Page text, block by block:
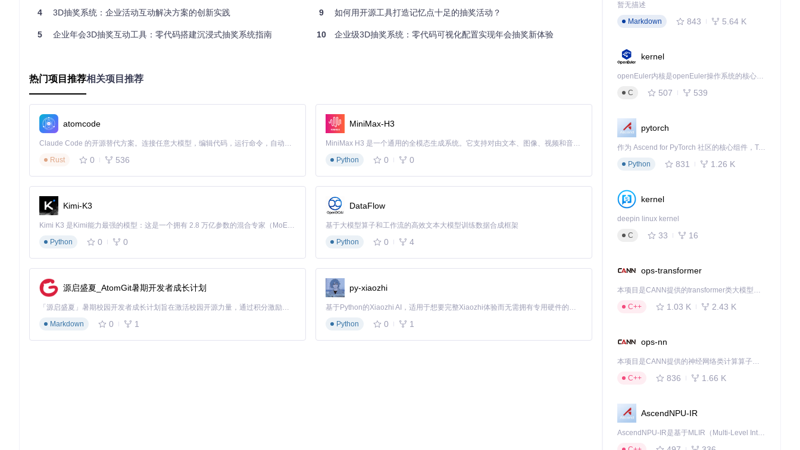
数据安全，还大大提高了系统的可靠性和灵活性。
每个企业的抽奖活动都有其独特性，log-lottery提供了丰富的配置选项，让您可以根据实际需求定制抽奖规则。在奖项配置中心，您可以设置多级奖项体
系，自定义每个奖项的名称、获奖人数和展示图片。系统支持全员工参与或指定人群参与，满足企业不同活动场景的抽奖规则需求。
保抽奖过程的公平公正。
常见场景配置模板
为了帮助用户快速上手，log-lottery提供了多种常见场景的配置模板，您可以根据实际需求选择并调整：
年会抽奖模板
奖项设置：特等奖1名、一等奖3名、二等奖10名、三等奖30名
参与人群：全体员工
奖项设置：新品体验奖5名、优惠券20名
参与人群：现场观众
视觉风格：科技蓝主题，突出产品形象
抽奖流程：一次性抽取所有奖项，分批次公布
客户答谢会模板
奖项设置：VIP专属奖、幸运奖、参与奖
4 3D抽奖系统：企业活动互动解决方案的创新实践
5 企业年会3D抽奖互动工具：零代码搭建沉浸式抽奖系统指南
9 如何用开源工具打造记忆点十足的抽奖活动？
10 企业级3D抽奖系统：零代码可视化配置实现年会抽奖新体验
热门项目推荐相关项目推荐
atomcode
Claude Code 的开源替代方案。连接任意大模型，编辑代码，运行命令，自动验证 — 全自动执行。用 Rust 构建，极致性能。 ｜ An open-source alternative to Claude Code. Connect any LLM, edit code, run commands, and verify changes — autonomously. Built in Rust for speed. Get Started
Rust
0 536
MiniMax-H3
MiniMax H3 是一个通用的全模态生成系统。它支持对由文本、图像、视频和音频组成的多模态上下文进行统一理解，并能生成分辨率高达 2K、时长可达 15 秒的带原生立体声音频的视频。得益于面向任务泛化的系统设计，H3 在预训练阶段就已具备广泛的多模态上下文理解与生成能力，能够出色地执行复杂的多模态指令。
Python
0 0
Kimi-K3
Kimi K3 是Kimi能力最强的模型：这是一个拥有 2.8 万亿参数的混合专家（MoE）模型，具备原生视觉理解能力，并支持 100 万 token 的上下文窗口。
Python
0 0
DataFlow
基于大模型算子和工作流的高效文本大模型训练数据合成框架
Python
0 4
源启盛夏_AtomGit暑期开发者成长计划
「源启盛夏」暑期校园开发者成长计划旨在激活校园开源力量，通过积分激励、认证扶持、资源倾斜等形式，引导高校组织和开发者完成「入驻 — 建项目 — 做贡献 — 获认证 — 得资源」的完整闭环。无论你是想带领社团入驻平台的组织者，还是希望用代码贡献证明自己的开发者，都能在这里找到属于你的成长路径。
Markdown
0 1
py-xiaozhi
基于Python的Xiaozhi AI，适用于想要完整Xiaozhi体验而无需拥有专用硬件的用户。
Python
0 1
暂无描述
Markdown
843 5.64 K
kernel
openEuler内核是openEuler操作系统的核心，既是系统性能与稳定性的基石，也是连接处理器、设备与服务的桥梁。
C
507 539
pytorch
作为 Ascend for PyTorch 社区的核心组件，TorchNPU 是昇腾专为 PyTorch 打造的深度学习适配插件，使 PyTorch 框架能够直接调用昇腾 NPU，为开发者提供昇腾 AI 处理器的超强算力。
Python
831 1.26 K
kernel
deepin linux kernel
C
33 16
ops-transformer
本项目是CANN提供的transformer类大模型算子库，实现网络在NPU上加速计算。
C++
1.03 K 2.43 K
ops-nn
本项目是CANN提供的神经网络类计算算子库，实现网络在NPU上加速计算。
C++
836 1.66 K
AscendNPU-IR
AscendNPU-IR是基于MLIR（Multi-Level Intermediate Representation）构建的，面向昇腾亲和算子编译时使用的中间表示，提供昇腾完备表达能力，通过编译优化提升昇腾AI处理器计算效率，支持通过生态框架使能昇腾AI处理器与深度调优